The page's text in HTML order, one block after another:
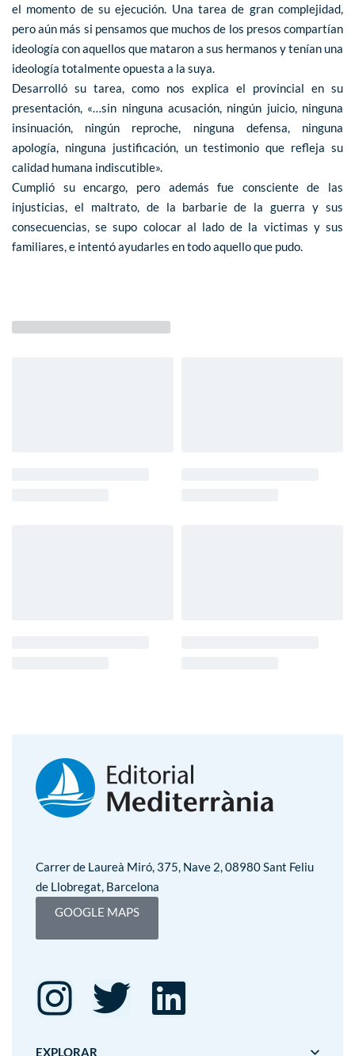
el momento de su ejecución. Una tarea de gran complejidad,
pero aún más si pensamos que muchos de los presos compartían
ideología con aquellos que mataron a sus hermanos y tenían una
ideología totalmente opuesta a la suya.
Desarrolló su tarea, como nos explica el provincial en su
presentación, «…sin ninguna acusación, ningún juicio, ninguna
insinuación, ningún reproche, ninguna defensa, ninguna
apología, ninguna justificación, un testimonio que refleja su
calidad humana indiscutible».
Cumplió su encargo, pero además fue consciente de las
injusticias, el maltrato, de la barbarie de la guerra y sus
consecuencias, se supo colocar al lado de la victimas y sus
familiares, e intentó ayudarles en todo aquello que pudo.
Carrer de Laureà Miró, 375, Nave 2, 08980 Sant Feliu
de Llobregat, Barcelona
GOOGLE MAPS
EXPLORAR